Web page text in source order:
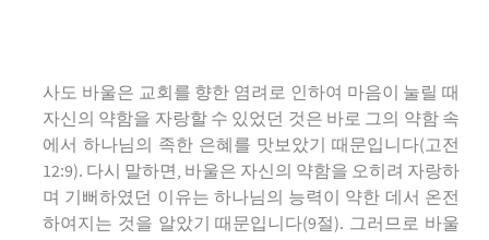
사도 바울은 교회를 향한 염려로 인하여 마음이 눌릴 때
자신의 약함을 자랑할 수 있었던 것은 바로 그의 약함 속
에서 하나님의 족한 은혜를 맛보았기 때문입니다(고전
12:9). 다시 말하면, 바울은 자신의 약함을 오히려 자랑하
며 기뻐하였던 이유는 하나님의 능력이 약한 데서 온전
하여지는 것을 알았기 때문입니다(9절). 그러므로 바울